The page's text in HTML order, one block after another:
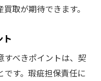
取が期待できます。
すべきポイントは、契
す。瑕疵担保責任に